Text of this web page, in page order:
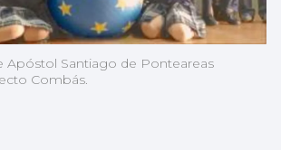
Apóstol Santiago de Ponteareas
Combás.